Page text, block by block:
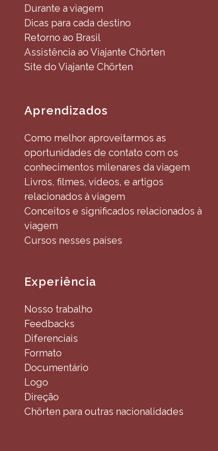
Durante a viagem
Dicas para cada destino
Retorno ao Brasil
Assistência ao Viajante Chörten
Site do Viajante Chörten
Aprendizados
Como melhor aproveitarmos as
oportunidades de contato com os
conhecimentos milenares da viagem
Livros, filmes, vídeos, e artigos
relacionados à viagem
Conceitos e significados relacionados à
viagem
Cursos nesses países
Experiência
Nosso trabalho
Feedbacks
Diferenciais
Formato
Documentário
Logo
Direção
Chörten para outras nacionalidades